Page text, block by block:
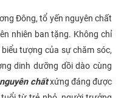
Đông, tổ yến nguyên chất
nhiên ban tặng. Không chỉ
tượng của sự chăm sóc,
dinh dưỡng dồi dào cùng
chấtxứng đáng được